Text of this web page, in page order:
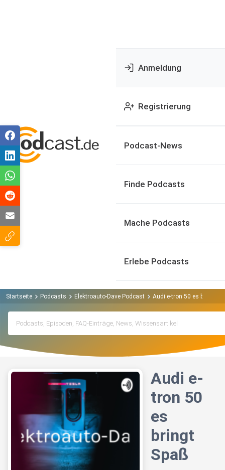
Anmeldung
Registrierung
Podcast-News
Finde Podcasts
Mache Podcasts
Erlebe Podcasts
Startseite Podcasts Elektroauto-Dave Podcast Audi e-tron 50 es bringt
Audi e-
tron 50
es
bringt
Spaß